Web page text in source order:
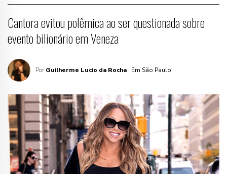
Cantora evitou polêmica ao ser questionada sobre
evento bilionário em Veneza
Por Guilherme Lucio da Rocha · Em São Paulo